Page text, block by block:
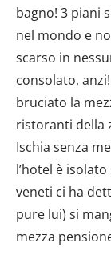
bagno! 3 piani
nel mondo e
scarso in
consolato,
bruciato la
ristoranti della
Ischia senza
l’hotel è
veneti ci ha
pure lui) si
mezza